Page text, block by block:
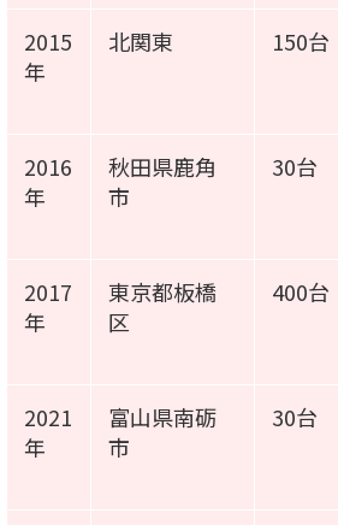
2015
年
北関東 150台
2016
年
秋田県鹿角
市
30台
2017
年
東京都板橋
区
400台
2021
年
富山県南砺
市
30台